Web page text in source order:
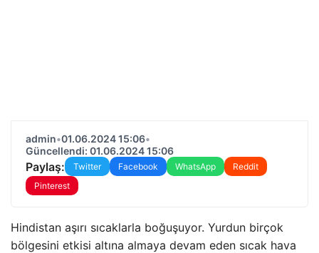
admin•01.06.2024 15:06•
Güncellendi: 01.06.2024 15:06
Paylaş: Twitter Facebook WhatsApp
Reddit
Pinterest
Hindistan aşırı sıcaklarla boğuşuyor. Yurdun birçok
bölgesini etkisi altına almaya devam eden sıcak hava